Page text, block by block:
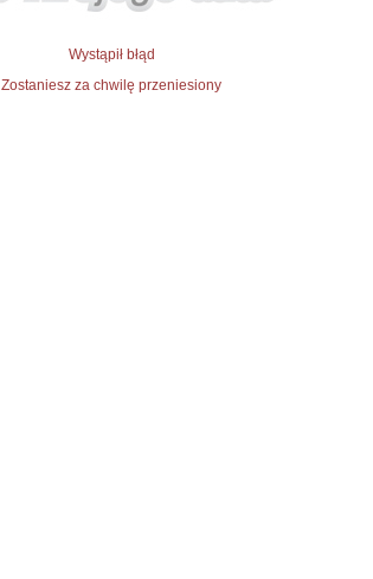
Wystąpił błąd
Zostaniesz za chwilę przeniesiony